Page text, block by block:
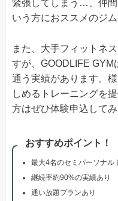
緊張してしまう…、仲
いう方におススメのジム
また、大手フィットネ
すが、GOODLIFE GYM
通う実績があります。
しめるトレーニングを
方はぜひ体験申込してみ
おすすめポイント！
最大4名のセミパーソナル
継続率約90%の実績あり
通い放題プランあり